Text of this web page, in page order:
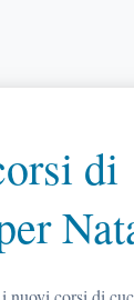
di